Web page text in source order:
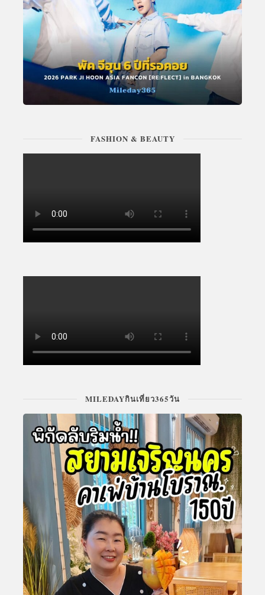
FASHION & BEAUTY
MILEDAYกินเที่ยว365วัน